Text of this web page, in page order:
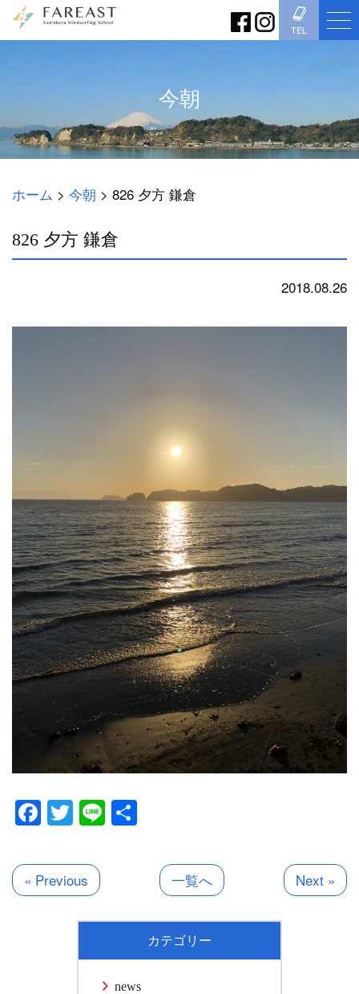
TEL
今朝
ホーム > 今朝 > 826 夕方 鎌倉
826 夕方 鎌倉
2018.08.26
Facebook
Twitter
Line
« Previous 一覧へ Next »
カテゴリー
news